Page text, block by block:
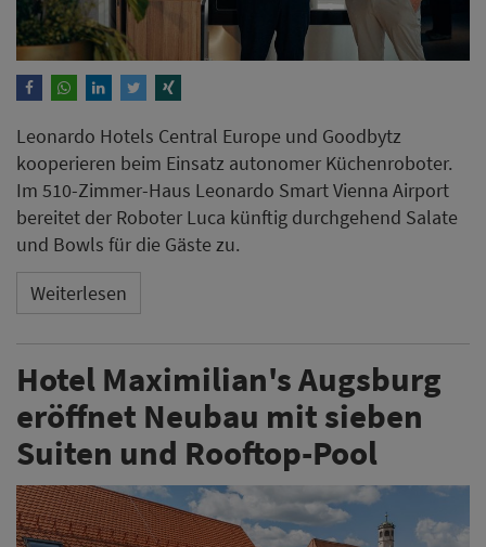
Leonardo Hotels Central Europe und Goodbytz
kooperieren beim Einsatz autonomer Küchenroboter.
Im 510-Zimmer-Haus Leonardo Smart Vienna Airport
bereitet der Roboter Luca künftig durchgehend Salate
und Bowls für die Gäste zu.
Weiterlesen
Hotel Maximilian's Augsburg
eröffnet Neubau mit sieben
Suiten und Rooftop-Pool